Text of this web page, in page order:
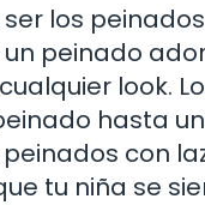
los
peinado
look.
hasta
con
tu niña se